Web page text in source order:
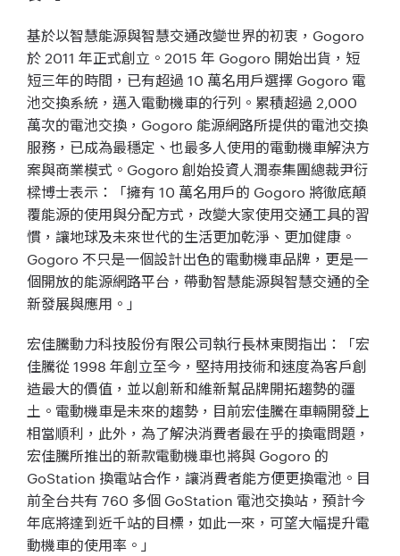
基於以智慧能源與智慧交通改變世界的初衷，Gogoro
於 2011 年正式創立。2015 年 Gogoro 開始出貨，短
短三年的時間，已有超過 10 萬名用戶選擇 Gogoro 電
池交換系統，邁入電動機車的行列。累積超過 2,000
萬次的電池交換，Gogoro 能源網路所提供的電池交換
服務，已成為最穩定、也最多人使用的電動機車解決方
案與商業模式。Gogoro 創始投資人潤泰集團總裁尹衍
樑博士表示：「擁有 10 萬名用戶的 Gogoro 將徹底顛
覆能源的使用與分配方式，改變大家使用交通工具的習
慣，讓地球及未來世代的生活更加乾淨、更加健康。
Gogoro 不只是一個設計出色的電動機車品牌，更是一
個開放的能源網路平台，帶動智慧能源與智慧交通的全
新發展與應用。」
宏佳騰動力科技股份有限公司執行長林東閔指出：「宏
佳騰從 1998 年創立至今，堅持用技術和速度為客戶創
造最大的價值，並以創新和維新幫品牌開拓趨勢的疆
土。電動機車是未來的趨勢，目前宏佳騰在車輛開發上
相當順利，此外，為了解決消費者最在乎的換電問題，
宏佳騰所推出的新款電動機車也將與 Gogoro 的
GoStation 換電站合作，讓消費者能方便更換電池。目
前全台共有 760 多個 GoStation 電池交換站，預計今
年底將達到近千站的目標，如此一來，可望大幅提升電
動機車的使用率。」